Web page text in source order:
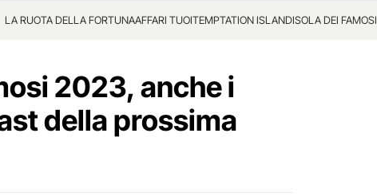
LA RUOTA DELLA FORTUNAAFFARI TUOITEMPTATION ISLANDISOLA DEI FAMOSI
2023, anche i
della prossima